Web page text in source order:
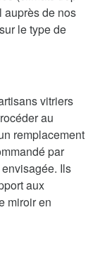
auprès de nos
le type de
vitriers
au
remplacement
par
Ils
aux
miroir en